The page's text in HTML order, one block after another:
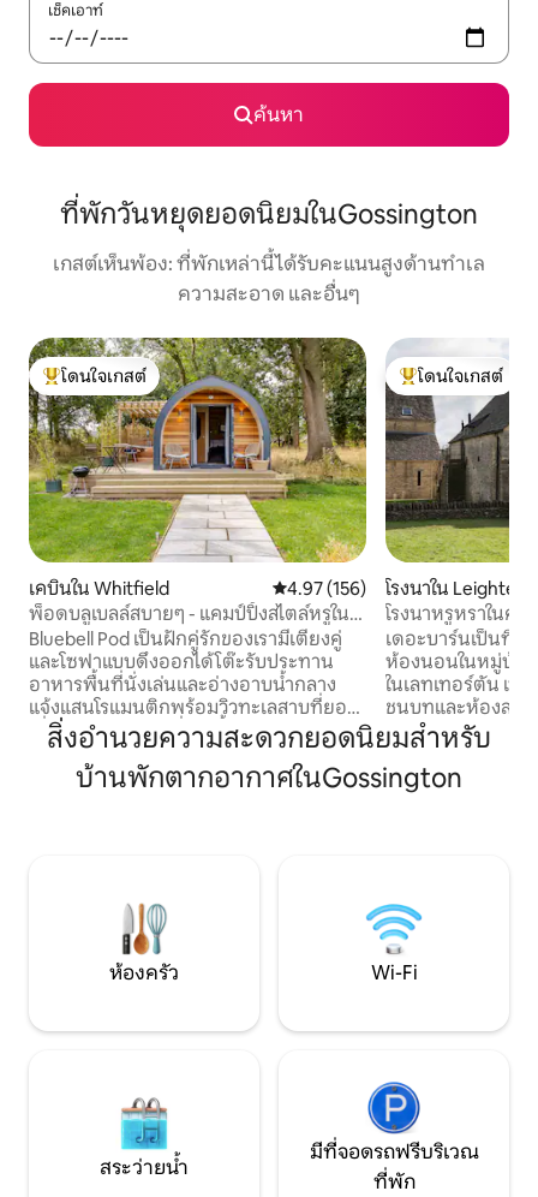
เช็คเอาท์
ค้นหา
ที่พักวันหยุดยอดนิยมในGossington
เกสต์เห็นพ้อง: ที่พักเหล่านี้ได้รับคะแนนสูงด้านทำเล
ความสะอาด และอื่นๆ
โดนใจเกสต์ที่สุด
โดนใจเกสต์
เคบินใน Whitfield คะแนนเฉลี่ย 4.97 จาก 5, 156 รีวิว
4.97 (156)
พ็อดบลูเบลล์สบายๆ - แคมป์ปิ้งสไตล์หรูใน
อีสต์วูด
Bluebell Pod เป็นฝักคู่รักของเรามีเตียงคู่
และโซฟาแบบดึงออกได้โต๊ะรับประทาน
อาหารพื้นที่นั่งเล่นและอ่างอาบน้ำกลาง
แจ้งแสนโรแมนติกพร้อมวิวทะเลสาบที่ยอด
เยี่ยมและวิวฟาร์ม ที่จัดเลี้ยงด้วยตนเอง
ของเรามีห้องครัวขนาดเล็กพร้อมเตาแม่
เหล็กไฟฟ้าและไมโครเวฟ เรายังมีที่นั่งกลาง
ตอล ที่ซึ่งคุณจะพบร้านค้าและร้านอาหาร
โดนใจเกสต์ที่สุด
โดนใจเกสต์
โรงนาใน
โรงนาหรูหราในค
พร้อมซาวน่า/สปา
เดอะบาร์นเป็นที่พั
ห้องนอนในหมู่บ้า
ในเลทเทอร์ตัน เท
ชนบทและห้องสปา
ขนาดใหญ่ 2 ห้อง
แบบเปียก และอีก
อิสระ ห้องนอนแต่
ไซส์และโซฟาเบด
สละโสดโดยเด็ดขา
สิ่งอำนวยความสะดวกยอดนิยมสำหรับ
บ้านพักตากอากาศในGossington
ห้องครัว Wi-Fi
สระว่ายน้ำ
มีที่จอดรถฟรีบริเวณ
ที่พัก